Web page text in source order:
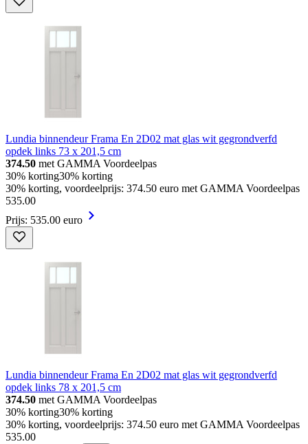
Lundia binnendeur Frama En 2D02 mat glas wit gegrondverfd
opdek links 73 x 201,5 cm
374.50 met GAMMA Voordeelpas
30% korting30% korting
30% korting, voordeelprijs: 374.50 euro met GAMMA Voordeelpas
535.00
Prijs: 535.00 euro
Lundia binnendeur Frama En 2D02 mat glas wit gegrondverfd
opdek links 78 x 201,5 cm
374.50 met GAMMA Voordeelpas
30% korting30% korting
30% korting, voordeelprijs: 374.50 euro met GAMMA Voordeelpas
535.00